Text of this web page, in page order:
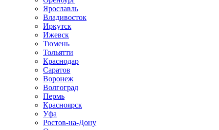
Ярославль
Владивосток
Иркутск
Ижевск
Тюмень
Тольятти
Краснодар
Саратов
Воронеж
Волгоград
Пермь
Красноярск
Уфа
Ростов-на-Дону